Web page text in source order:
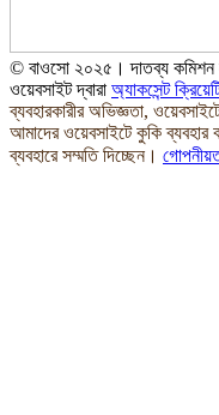
© বাওসো ২০২৫। দাতব্য
ওয়েবসাইট দ্বারা অ্যাকসেন্ট
ব্যবহারকারীর অভিজ্ঞতা,
আমাদের ওয়েবসাইটে কুকি
ব্যবহারে সম্মতি দিচ্ছেন।